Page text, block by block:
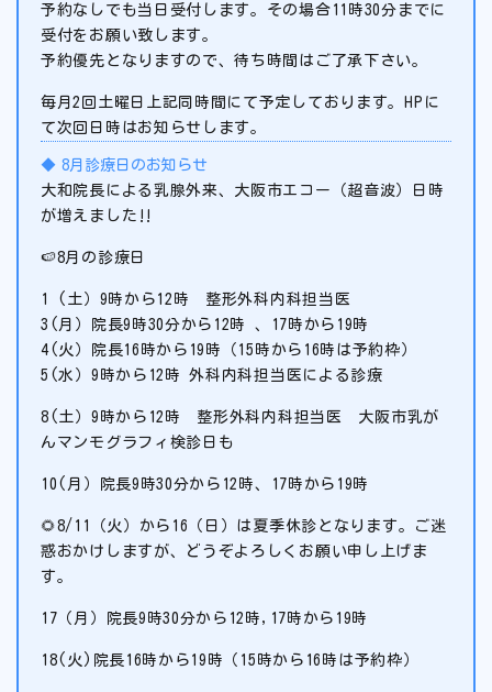
予約なしでも当日受付します。その場合11時30分までに
受付をお願い致します。
予約優先となりますので、待ち時間はご了承下さい。
毎月2回土曜日上記同時間にて予定しております。HPに
て次回日時はお知らせします。
8月診療日のお知らせ
大和院長による乳腺外来、大阪市エコー（超音波）日時
が増えました‼️
🍉8月の診療日
1 (土）9時から12時 整形外科内科担当医
3(月）院長9時30分から12時 、17時から19時
4(火）院長16時から19時（15時から16時は予約枠）
5(水）9時から12時 外科内科担当医による診療
8(土）9時から12時 整形外科内科担当医 大阪市乳が
んマンモグラフィ検診日も
10(月）院長9時30分から12時、17時から19時
🌻8/11（火）から16（日）は夏季休診となります。ご迷
惑おかけしますが、どうぞよろしくお願い申し上げま
す。
17（月）院長9時30分から12時,17時から19時
18(火)院長16時から19時（15時から16時は予約枠）